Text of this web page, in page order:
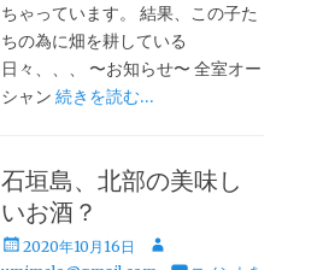
ちゃっています。 結果、この子た
ちの為に畑を耕している
日々、、、 〜お知らせ〜 全室オー
シャン続きを読む…
石垣島、北部の美味し
いお酒？
投 2020年10月16日
投